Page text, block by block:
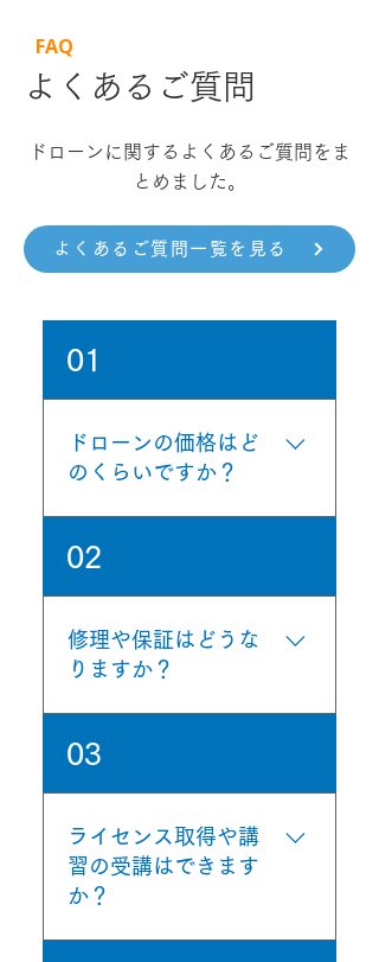
FAQ
​よくあるご質問
ドローンに関するよくあるご質問をま
とめました。
よくあるご質問一覧を見る
01
ドローンの価格はど
のくらいですか？
よって異なります。詳細は
製品情報ページからお問合
せください。
02
修理や保証はどうな
りますか？
供しています。故障の際は
サポート窓口にご連絡くだ
さい。 AC101 connect 及び
AC102には定額保守サービ
スもご用意しております。
詳しくはお問合せくださ
い。
03
ライセンス取得や講
習の受講はできます
か？